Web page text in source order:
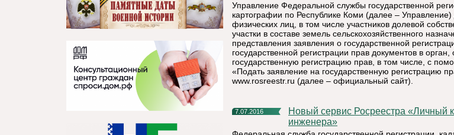
Управление Федеральной службы государственной
картографии по Республике Коми (далее – Управление)
физических лиц, в том числе участников долевой
участки в составе земель сельскохозяйственного
представления заявления о государственной
государственной регистрации прав документов в
государственную регистрацию прав, в том числе, с
«Подать заявление на государственную регистрацию
www.rosreestr.ru (далее – официальный сайт).
7.07.2016
Новый сервис Росреестра «Личный кабинет кадастрового
инженера»